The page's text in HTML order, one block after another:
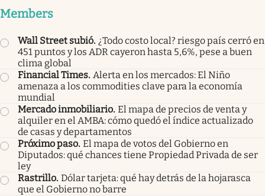
Members
Wall Street subió. ¿Todo costo local? riesgo país cerró en
451 puntos y los ADR cayeron hasta 5,6%, pese a buen
clima global
Financial Times. Alerta en los mercados: El Niño
amenaza a los commodities clave para la economía
mundial
Mercado inmobiliario. El mapa de precios de venta y
alquiler en el AMBA: cómo quedó el índice actualizado
de casas y departamentos
Próximo paso. El mapa de votos del Gobierno en
Diputados: qué chances tiene Propiedad Privada de ser
ley
Rastrillo. Dólar tarjeta: qué hay detrás de la hojarasca
que el Gobierno no barre